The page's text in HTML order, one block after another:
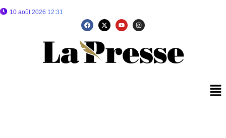
10 août 2026 12:31